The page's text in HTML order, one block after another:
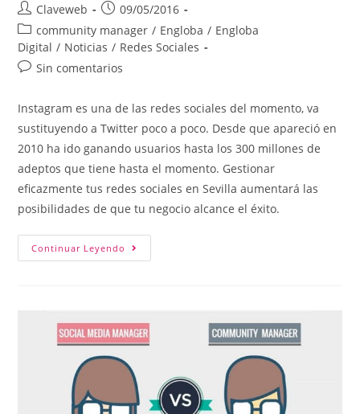
Claveweb
09/05/2016
community manager / Engloba / Engloba
Digital / Noticias / Redes Sociales
Sin comentarios
Instagram es una de las redes sociales del momento, va
sustituyendo a Twitter poco a poco. Desde que apareció en
2010 ha ido ganando usuarios hasta los 300 millones de
adeptos que tiene hasta el momento. Gestionar
eficazmente tus redes sociales en Sevilla aumentará las
posibilidades de que tu negocio alcance el éxito.
Continuar Leyendo